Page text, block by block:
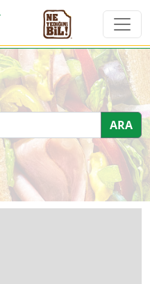
Subway Sandviçleri
ARA